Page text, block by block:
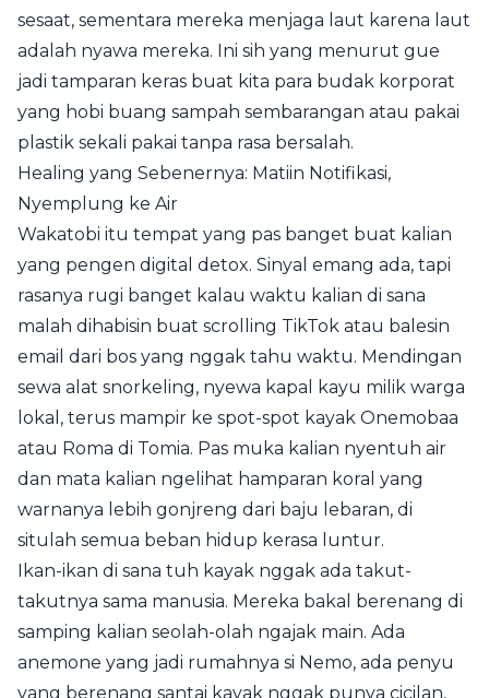
sesaat, sementara mereka menjaga laut karena laut
adalah nyawa mereka. Ini sih yang menurut gue
jadi tamparan keras buat kita para budak korporat
yang hobi buang sampah sembarangan atau pakai
plastik sekali pakai tanpa rasa bersalah.
Healing yang Sebenernya: Matiin Notifikasi,
Nyemplung ke Air
Wakatobi itu tempat yang pas banget buat kalian
yang pengen digital detox. Sinyal emang ada, tapi
rasanya rugi banget kalau waktu kalian di sana
malah dihabisin buat scrolling TikTok atau balesin
email dari bos yang nggak tahu waktu. Mendingan
sewa alat snorkeling, nyewa kapal kayu milik warga
lokal, terus mampir ke spot-spot kayak Onemobaa
atau Roma di Tomia. Pas muka kalian nyentuh air
dan mata kalian ngelihat hamparan koral yang
warnanya lebih gonjreng dari baju lebaran, di
situlah semua beban hidup kerasa luntur.
Ikan-ikan di sana tuh kayak nggak ada takut-
takutnya sama manusia. Mereka bakal berenang di
samping kalian seolah-olah ngajak main. Ada
anemone yang jadi rumahnya si Nemo, ada penyu
yang berenang santai kayak nggak punya cicilan,